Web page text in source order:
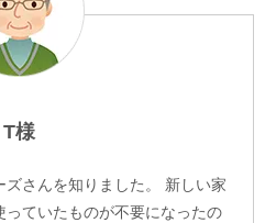
T様
さんを知りました。 新しい家
ていたものが不要になったの